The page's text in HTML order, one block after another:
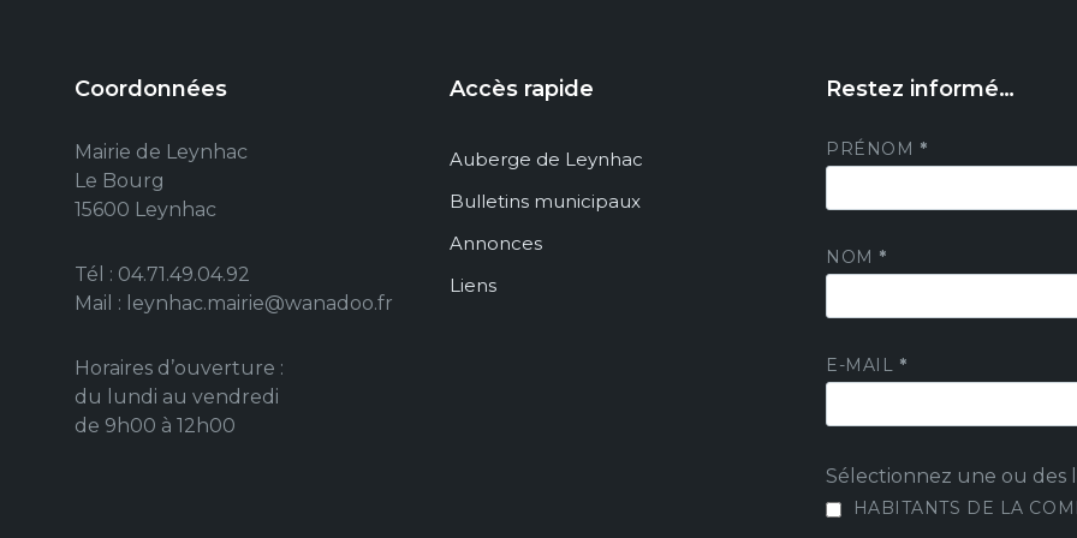
Coordonnées
Mairie de Leynhac
Le Bourg
15600 Leynhac
Tél : 04.71.49.04.92
Mail : leynhac.mairie@wanadoo.fr
Horaires d’ouverture :
du lundi au vendredi
de 9h00 à 12h00
Accès rapide
Auberge de Leynhac
Bulletins municipaux
Annonces
Liens
Restez informé…
PRÉNOM *
NOM *
E-MAIL *
Sélectionnez une ou des
HABITANTS DE LA